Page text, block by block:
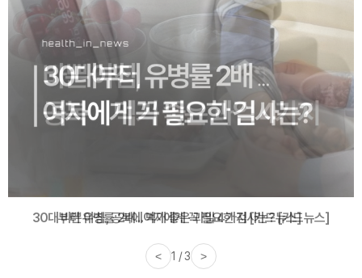
30대부터 유병률 2배...여자에게 꼭 필요한 검사는? [카드뉴스]
< 2 / 3 >